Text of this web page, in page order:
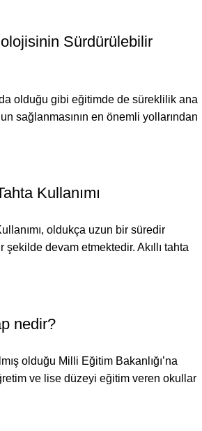
Sürdürülebilir
olduğu gibi eğitimde de süreklilik ana
sağlanmasının en önemli yollarından
Kullanımı
oldukça uzun bir süredir
şekilde devam etmektedir. Akıllı tahta
nedir?
olduğu Milli Eğitim Bakanlığı’na
ve lise düzeyi eğitim veren okullar